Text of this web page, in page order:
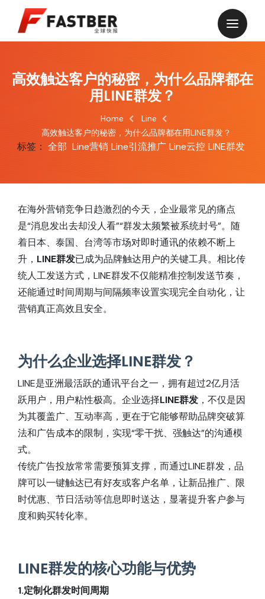
高效触达客户的秘密，为什么品牌都在
用LINE群发？
Home
Line
高效触达客户的秘密，为什么品牌都在用LINE群发？
标签： 全部 Line营销 Line引流推广 Line云控 LINE群发
在海外营销竞争日趋激烈的今天，企业最常见的痛点
是“消息发出去却没人看”“群发太频繁被系统封号”。随
着日本、泰国、台湾等市场对即时通讯的依赖不断上
升， LINE群发已成为品牌触达用户的关键工具。相比传
统人工发送方式，LINE群发不仅能精准控制发送节奏，
还能通过时间周期与间隔频率设置实现完全自动化，让
营销真正高效且安全。
为什么企业选择LINE群发？
LINE是亚洲最活跃的通讯平台之一，拥有超过2亿月活
跃用户，用户粘性极高。企业选择LINE群发 ，不仅是因
为其覆盖广、互动率高，更在于它能够帮助品牌突破算
法和广告成本的限制，实现“零干扰、强触达”的沟通模
式。
传统广告投放常常需要预算支撑，而通过LINE群发，品
牌可以一键触达已有好友或客户名单，让新品推广、限
时优惠、节日活动等信息即时送达，显著提升客户参与
度和购买转化率。
LINE群发的核心功能与优势
1.定制化群发时间周期